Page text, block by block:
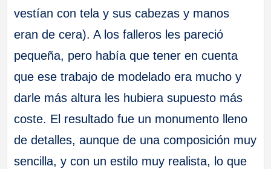
vestían con tela y sus cabezas y manos
eran de cera). A los falleros les pareció
pequeña, pero había que tener en cuenta
que ese trabajo de modelado era mucho y
darle más altura les hubiera supuesto más
coste. El resultado fue un monumento lleno
de detalles, aunque de una composición muy
sencilla, y con un estilo muy realista, lo que